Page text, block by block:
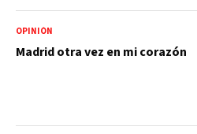
OPINIÓN
Madrid otra vez en mi corazón